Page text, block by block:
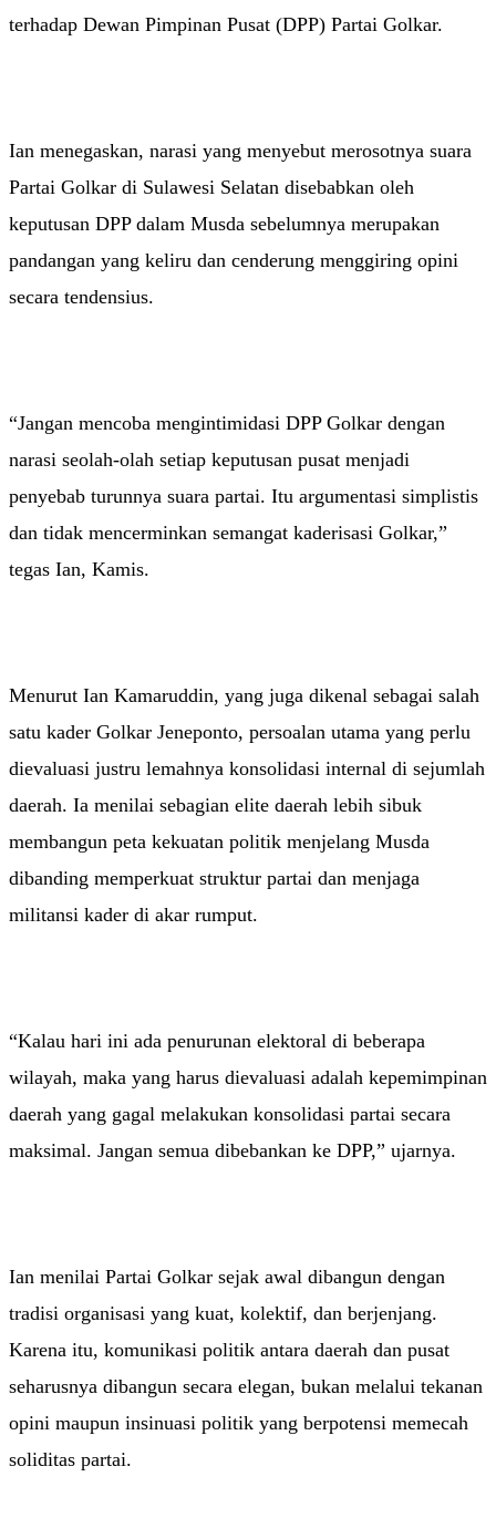
terhadap Dewan Pimpinan Pusat (DPP) Partai Golkar.
Ian menegaskan, narasi yang menyebut merosotnya suara
Partai Golkar di Sulawesi Selatan disebabkan oleh
keputusan DPP dalam Musda sebelumnya merupakan
pandangan yang keliru dan cenderung menggiring opini
secara tendensius.
“Jangan mencoba mengintimidasi DPP Golkar dengan
narasi seolah-olah setiap keputusan pusat menjadi
penyebab turunnya suara partai. Itu argumentasi simplistis
dan tidak mencerminkan semangat kaderisasi Golkar,”
tegas Ian, Kamis.
Menurut Ian Kamaruddin, yang juga dikenal sebagai salah
satu kader Golkar Jeneponto, persoalan utama yang perlu
dievaluasi justru lemahnya konsolidasi internal di sejumlah
daerah. Ia menilai sebagian elite daerah lebih sibuk
membangun peta kekuatan politik menjelang Musda
dibanding memperkuat struktur partai dan menjaga
militansi kader di akar rumput.
“Kalau hari ini ada penurunan elektoral di beberapa
wilayah, maka yang harus dievaluasi adalah kepemimpinan
daerah yang gagal melakukan konsolidasi partai secara
maksimal. Jangan semua dibebankan ke DPP,” ujarnya.
Ian menilai Partai Golkar sejak awal dibangun dengan
tradisi organisasi yang kuat, kolektif, dan berjenjang.
Karena itu, komunikasi politik antara daerah dan pusat
seharusnya dibangun secara elegan, bukan melalui tekanan
opini maupun insinuasi politik yang berpotensi memecah
soliditas partai.